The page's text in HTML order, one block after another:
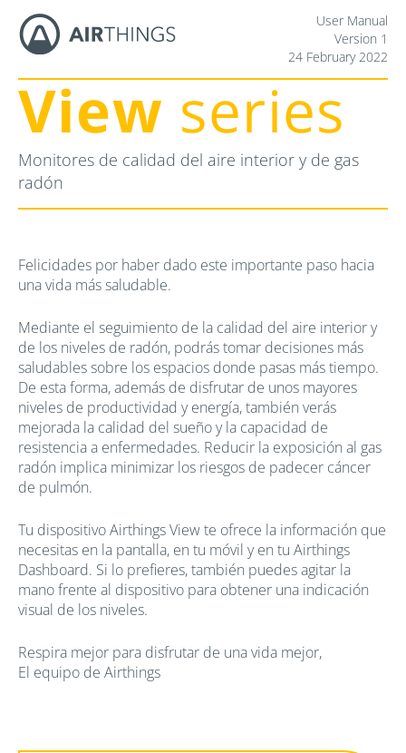
User Manual
Version 1
24 February 2022
View series
Monitores de calidad del aire interior y de gas
radón
Felicidades por haber dado este importante paso hacia
una vida más saludable.
Mediante el seguimiento de la calidad del aire interior y
de los niveles de radón, podrás tomar decisiones más
saludables sobre los espacios donde pasas más tiempo.
De esta forma, además de disfrutar de unos mayores
niveles de productividad y energía, también verás
mejorada la calidad del sueño y la capacidad de
resistencia a enfermedades. Reducir la exposición al gas
radón implica minimizar los riesgos de padecer cáncer
de pulmón.
Tu dispositivo Airthings View te ofrece la información que
necesitas en la pantalla, en tu móvil y en tu Airthings
Dashboard. Si lo prefieres, también puedes agitar la
mano frente al dispositivo para obtener una indicación
visual de los niveles.
Respira mejor para disfrutar de una vida mejor,
El equipo de Airthings